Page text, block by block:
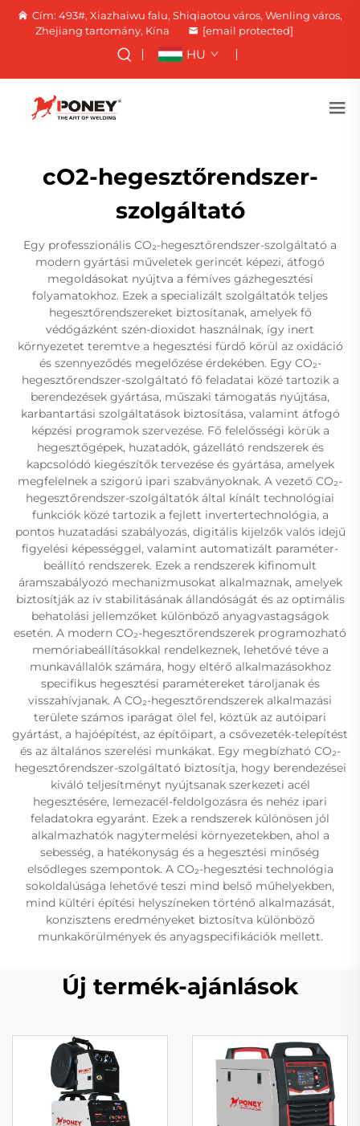
Cím: 493#, Xiazhaiwu falu, Shiqiaotou város, Wenling város,
Zhejiang tartomány, Kína
[email protected]
HU
cO2-hegesztőrendszer-
szolgáltató
Egy professzionális CO₂-hegesztőrendszer-szolgáltató a
modern gyártási műveletek gerincét képezi, átfogó
megoldásokat nyújtva a fémíves gázhegesztési
folyamatokhoz. Ezek a specializált szolgáltatók teljes
hegesztőrendszereket biztosítanak, amelyek fő
védőgázként szén-dioxidot használnak, így inert
környezetet teremtve a hegesztési fürdő körül az oxidáció
és szennyeződés megelőzése érdekében. Egy CO₂-
hegesztőrendszer-szolgáltató fő feladatai közé tartozik a
berendezések gyártása, műszaki támogatás nyújtása,
karbantartási szolgáltatások biztosítása, valamint átfogó
képzési programok szervezése. Fő felelősségi körük a
hegesztőgépek, huzatadók, gázellátó rendszerek és
kapcsolódó kiegészítők tervezése és gyártása, amelyek
megfelelnek a szigorú ipari szabványoknak. A vezető CO₂-
hegesztőrendszer-szolgáltatók által kínált technológiai
funkciók közé tartozik a fejlett invertertechnológia, a
pontos huzatadási szabályozás, digitális kijelzők valós idejű
figyelési képességgel, valamint automatizált paraméter-
beállító rendszerek. Ezek a rendszerek kifinomult
áramszabályozó mechanizmusokat alkalmaznak, amelyek
biztosítják az ív stabilitásának állandóságát és az optimális
behatolási jellemzőket különböző anyagvastagságok
esetén. A modern CO₂-hegesztőrendszerek programozható
memóriabeállításokkal rendelkeznek, lehetővé téve a
munkavállalók számára, hogy eltérő alkalmazásokhoz
specifikus hegesztési paramétereket tároljanak és
visszahívjanak. A CO₂-hegesztőrendszerek alkalmazási
területe számos iparágat ölel fel, köztük az autóipari
gyártást, a hajóépítést, az építőipart, a csővezeték-telepítést
és az általános szerelési munkákat. Egy megbízható CO₂-
hegesztőrendszer-szolgáltató biztosítja, hogy berendezései
kiváló teljesítményt nyújtsanak szerkezeti acél
hegesztésére, lemezacél-feldolgozásra és nehéz ipari
feladatokra egyaránt. Ezek a rendszerek különösen jól
alkalmazhatók nagytermelési környezetekben, ahol a
sebesség, a hatékonyság és a hegesztési minőség
elsődleges szempontok. A CO₂-hegesztési technológia
sokoldalúsága lehetővé teszi mind belső műhelyekben,
mind kültéri építési helyszíneken történő alkalmazását,
konzisztens eredményeket biztosítva különböző
munkakörülmények és anyagspecifikációk mellett.
Új termék-ajánlások